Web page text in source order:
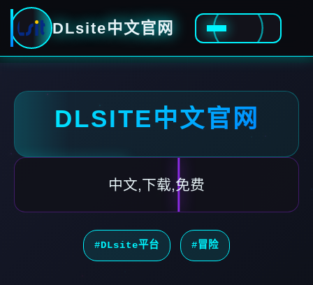
DLsite中文官网
DLSITE中文官网
中文,下载,免费
#DLsite平台 #冒险